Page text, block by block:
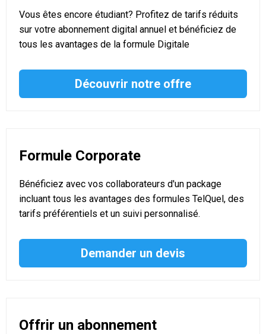
Vous êtes encore étudiant? Profitez de tarifs réduits
sur votre abonnement digital annuel et bénéficiez de
tous les avantages de la formule Digitale
Découvrir notre offre
Formule Corporate
Bénéficiez avec vos collaborateurs d'un package
incluant tous les avantages des formules TelQuel, des
tarifs préférentiels et un suivi personnalisé.
Demander un devis
Offrir un abonnement